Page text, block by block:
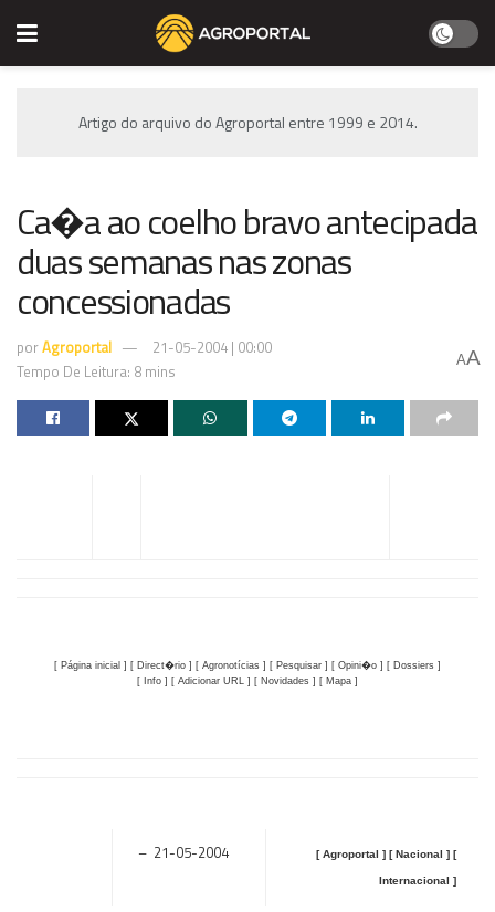
Artigo do arquivo do Agroportal entre 1999 e 2014.
Ca�a ao coelho bravo antecipada
duas semanas nas zonas
concessionadas
porAgroportal
21-05-2004 | 00:00
Tempo De Leitura: 8 mins
AA
[ Página inicial ] [ Direct�rio ] [ Agronotícias ] [ Pesquisar ] [ Opini�o ] [ Dossiers ]
[ Info ] [ Adicionar URL ] [ Novidades ] [ Mapa ]
– 21-05-2004 [ Agroportal ] [ Nacional ] [
Internacional ]